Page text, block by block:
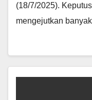
(18/7/2025).
mengejutkan